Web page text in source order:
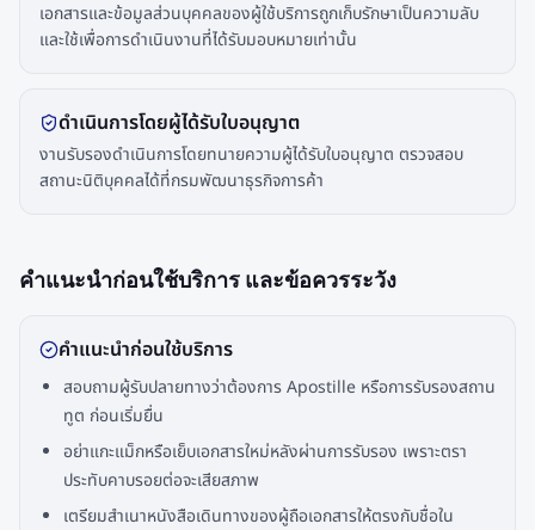
เอกสารและข้อมูลส่วนบุคคลของผู้ใช้บริการถูกเก็บรักษาเป็นความลับ
และใช้เพื่อการดำเนินงานที่ได้รับมอบหมายเท่านั้น
ดำเนินการโดยผู้ได้รับใบอนุญาต
งานรับรองดำเนินการโดยทนายความผู้ได้รับใบอนุญาต ตรวจสอบ
สถานะนิติบุคคลได้ที่กรมพัฒนาธุรกิจการค้า
คำแนะนำก่อนใช้บริการ และข้อควรระวัง
คำแนะนำก่อนใช้บริการ
สอบถามผู้รับปลายทางว่าต้องการ Apostille หรือการรับรองสถาน
ทูต ก่อนเริ่มยื่น
อย่าแกะแม็กหรือเย็บเอกสารใหม่หลังผ่านการรับรอง เพราะตรา
ประทับคาบรอยต่อจะเสียสภาพ
เตรียมสำเนาหนังสือเดินทางของผู้ถือเอกสารให้ตรงกับชื่อใน